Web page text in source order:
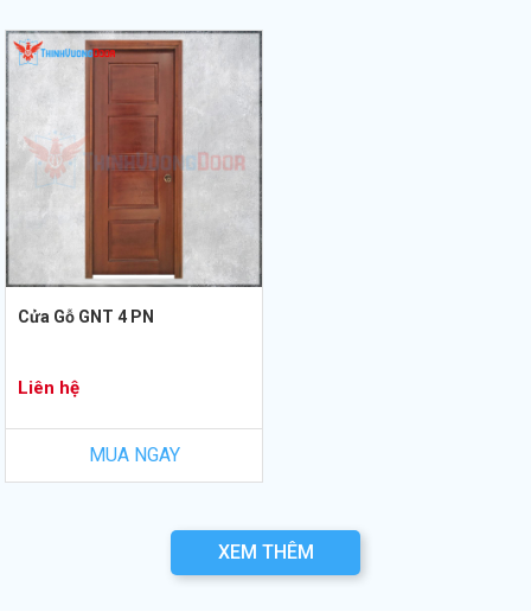
Cửa Gỗ GNT 4 PN
Liên hệ
MUA NGAY
XEM THÊM